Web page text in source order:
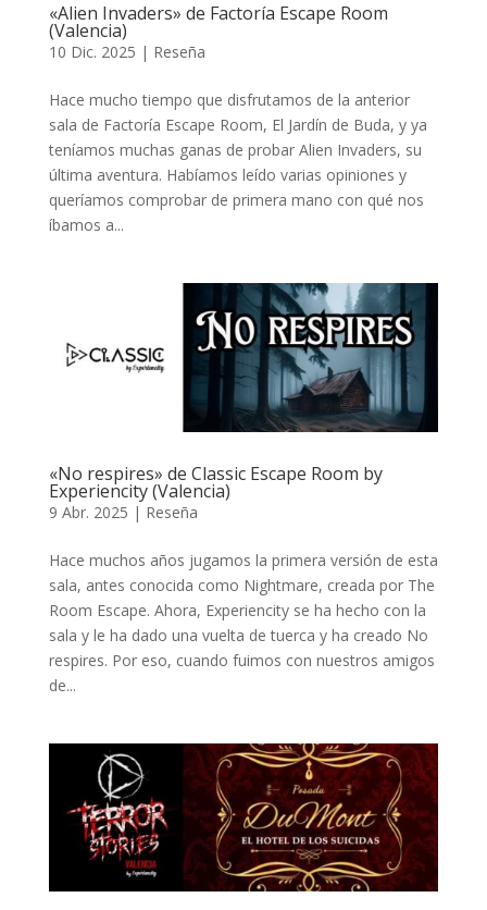
«Alien Invaders» de Factoría Escape Room
(Valencia)
10 Dic. 2025 | Reseña
Hace mucho tiempo que disfrutamos de la anterior
sala de Factoría Escape Room, El Jardín de Buda, y ya
teníamos muchas ganas de probar Alien Invaders, su
última aventura. Habíamos leído varias opiniones y
queríamos comprobar de primera mano con qué nos
íbamos a...
«No respires» de Classic Escape Room by
Experiencity (Valencia)
9 Abr. 2025 | Reseña
Hace muchos años jugamos la primera versión de esta
sala, antes conocida como Nightmare, creada por The
Room Escape. Ahora, Experiencity se ha hecho con la
sala y le ha dado una vuelta de tuerca y ha creado No
respires. Por eso, cuando fuimos con nuestros amigos
de...